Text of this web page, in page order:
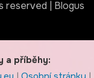
reserved
Blogus
a příběhy: